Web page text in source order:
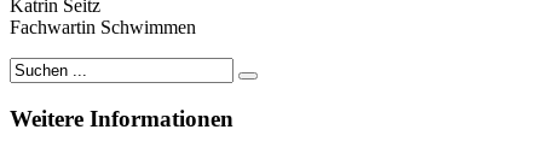
Katrin Seitz
Fachwartin Schwimmen
Weitere Informationen